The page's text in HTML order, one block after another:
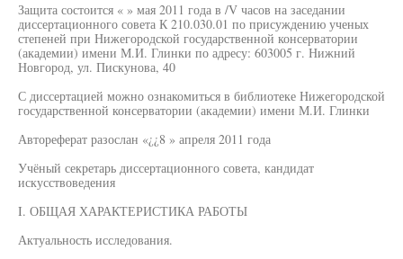
Защита состоится « » мая 2011 года в /V часов на заседании
диссертационного совета К 210.030.01 по присуждению ученых
степеней при Нижегородской государственной консерватории
(академии) имени М.И. Глинки по адресу: 603005 г. Нижний
Новгород, ул. Пискунова, 40
С диссертацией можно ознакомиться в библиотеке Нижегородской
государственной консерватории (академии) имени М.И. Глинки
Автореферат разослан «¿¿8 » апреля 2011 года
Учёный секретарь диссертационного совета, кандидат
искусствоведения
I. ОБЩАЯ ХАРАКТЕРИСТИКА РАБОТЫ
Актуальность исследования.